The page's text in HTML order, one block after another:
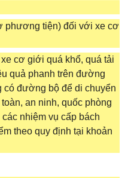
phương tiện) đối với xe cơ
cơ giới quá khổ, quá tải
quả phanh trên đường
đường bộ để di chuyển
an ninh, quốc phòng
nhiệm vụ cấp bách
theo quy định tại khoản